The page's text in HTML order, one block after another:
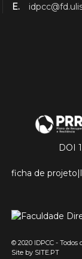
E.
© 2020 IDPCC - Todos
Site by SITE.PT
DOI
ficha de projeto|